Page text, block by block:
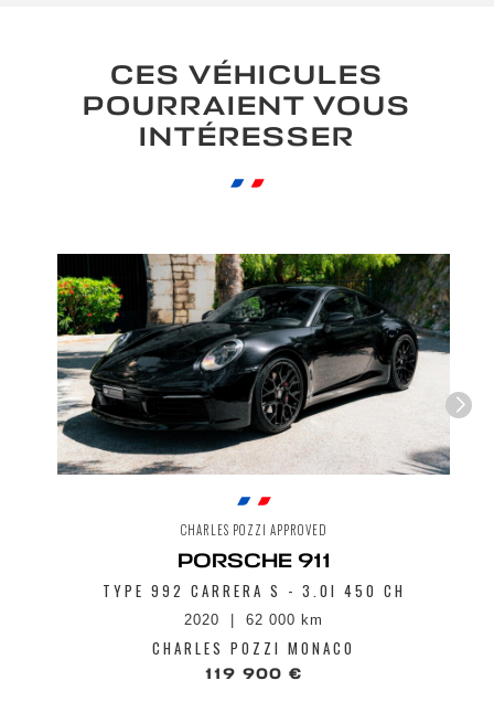
CES VÉHICULES
POURRAIENT VOUS
INTÉRESSER
CHARLES POZZI APPROVED
PORSCHE 911
TYPE 992 CARRERA S - 3.0I 450 CH
2020 62 000 km
CHARLES POZZI MONACO
119 900 €